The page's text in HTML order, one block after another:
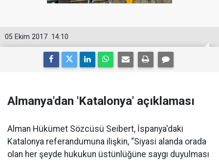
14:10
05 Ekim 2017
Almanya'dan 'Katalonya' açıklaması
Alman Hükümet Sözcüsü Seibert, İspanya'daki
Katalonya referandumuna ilişkin, “Siyasi alanda orada
olan her şeyde hukukun üstünlüğüne saygı duyulması